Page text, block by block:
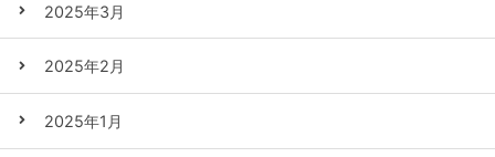
2025年3月
2025年2月
2025年1月